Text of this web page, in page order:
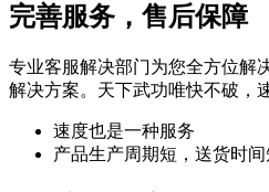
完善服务，售后保障
专业客服解决部门为您全方位解
解决方案。天下武功唯快不破，
速度也是一种服务
产品生产周期短，送货时间